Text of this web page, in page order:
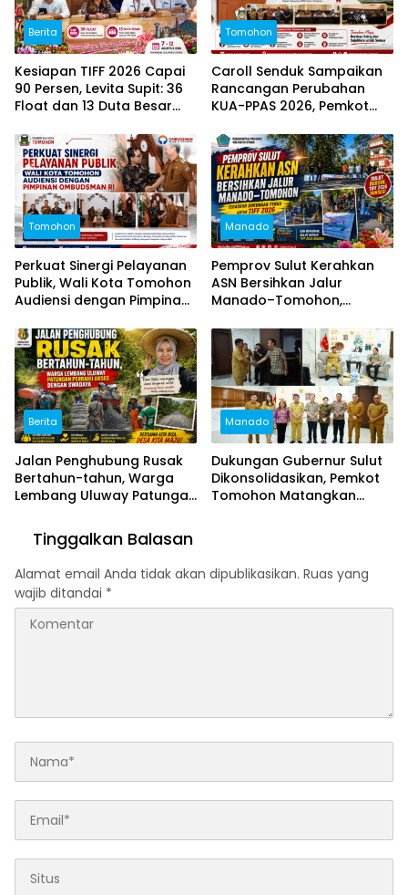
Berita
Kesiapan TIFF 2026 Capai
90 Persen, Levita Supit: 36
Float dan 13 Duta Besar
Tomohon
Caroll Senduk Sampaikan
Rancangan Perubahan
KUA-PPAS 2026, Pemkot
Prioritas Pembangunan
Tomohon
Perkuat Sinergi Pelayanan
Publik, Wali Kota Tomohon
Audiensi dengan Pimpinan
Manado
Pemprov Sulut Kerahkan
ASN Bersihkan Jalur
Manado–Tomohon,
untuk TIFF 2026
Berita
Jalan Penghubung Rusak
Bertahun-tahun, Warga
Lembang Uluway Patungan
Swadaya
Manado
Dukungan Gubernur Sulut
Dikonsolidasikan, Pemkot
Tomohon Matangkan
Tinggalkan Balasan
Alamat email Anda tidak akan dipublikasikan. Ruas yang
wajib ditandai *